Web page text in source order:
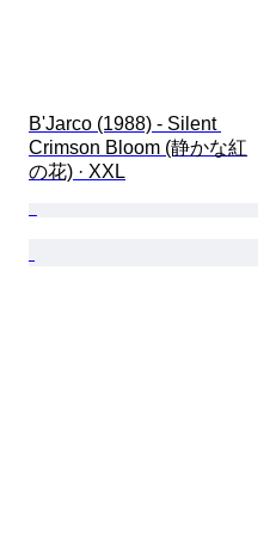
B'Jarco (1988) - Silent
Crimson Bloom (静かな紅
の花) · XXL